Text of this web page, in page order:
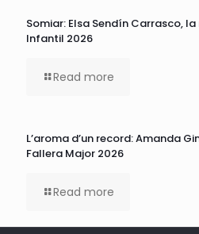
Somiar: Elsa Sendín Carrasco,
Infantil 2026
Read more
L’aroma d’un record: Amanda
Fallera Major 2026
Read more